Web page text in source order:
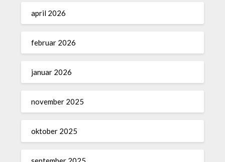
april 2026
februar 2026
januar 2026
november 2025
oktober 2025